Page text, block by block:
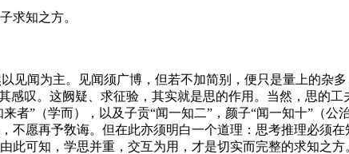
求知之方。
闻为主。见闻须广博，但若不加简别，便只是量上的杂
感叹。这阙疑、求征验，其实就是思的作用。当然，思的
者”（学而），以及子贡“闻一知二”，颜子“闻一知十”（公
不愿再予敎诲。但在此亦须明白一个道理：思考推理必须
此可知，学思并重，交互为用，才是切实而完整的求知之方